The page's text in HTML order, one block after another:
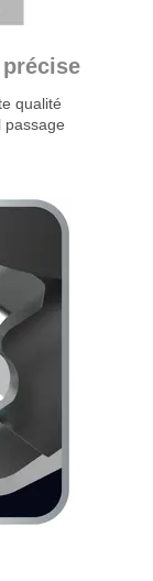
qualité
passage